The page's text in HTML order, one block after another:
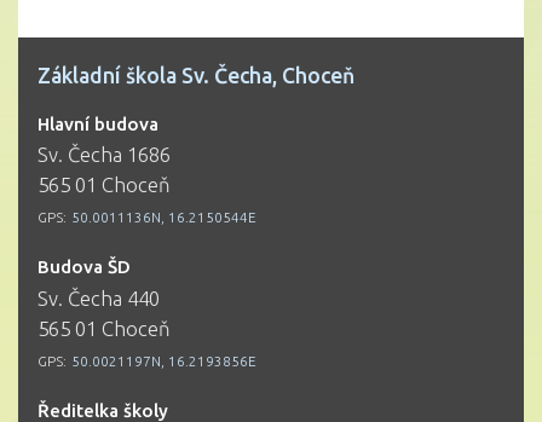
Základní škola Sv. Čecha, Choceň
Hlavní budova
Sv. Čecha 1686
565 01 Choceň
GPS: 50.0011136N, 16.2150544E
Budova ŠD
Sv. Čecha 440
565 01 Choceň
GPS: 50.0021197N, 16.2193856E
Ředitelka školy